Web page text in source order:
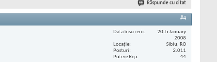
Răspunde cu citat
#4
Data înscrierii
20th January
2008
Locaţie
Sibiu, RO
Posturi
2.011
Putere Rep
44